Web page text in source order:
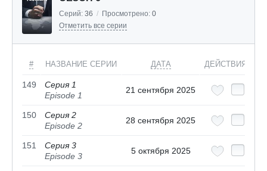
Серий: 36 / Просмотрено: 0
Отметить все серии
# НАЗВАНИЕ СЕРИИ ДАТА ДЕЙСТВИЯ
149
Серия 1
Episode 1
21 сентября 2025
150
Серия 2
Episode 2
28 сентября 2025
151
Серия 3
Episode 3
5 октября 2025